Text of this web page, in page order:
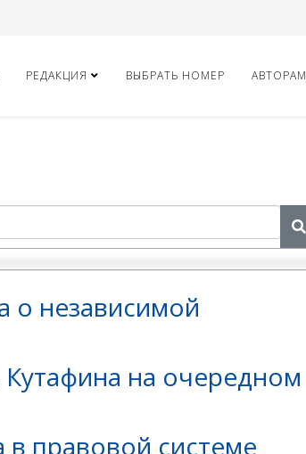
РЕДАКЦИЯ ВЫБРАТЬ НОМЕР АВТОРАМ
о независимой
на очередном
правовой системе